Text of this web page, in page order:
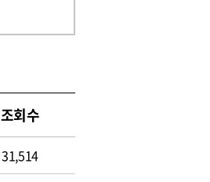
조회수
31,514